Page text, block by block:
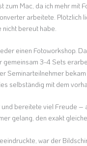
zum Mac, da ich mehr mit
arbeitete. Plötzlich
bereut habe.
einen Fotoworkshop.
gemeinsam 3-4 Sets
Seminarteilnehmer
selbständig mit dem
bereitete viel Freude –
gelang, den exakt
war der